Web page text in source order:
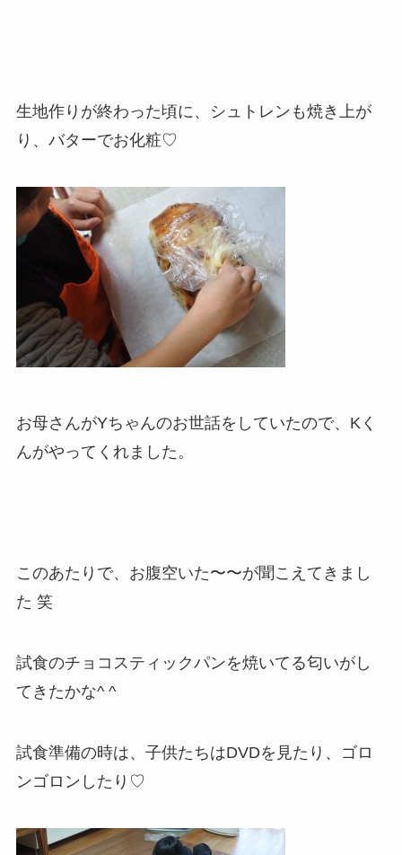
生地作りが終わった頃に、シュトレンも焼き上が
り、バターでお化粧♡
お母さんがYちゃんのお世話をしていたので、Kく
んがやってくれました。
このあたりで、お腹空いた〜〜が聞こえてきまし
た 笑
試食のチョコスティックパンを焼いてる匂いがし
てきたかな^ ^
試食準備の時は、子供たちはDVDを見たり、ゴロ
ンゴロンしたり♡